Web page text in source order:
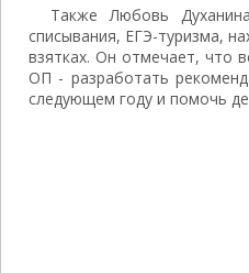
Также Любовь
списывания, ЕГЭ-туризма,
взятках. Он отмечает, что
ОП - разработать
следующем году и помочь